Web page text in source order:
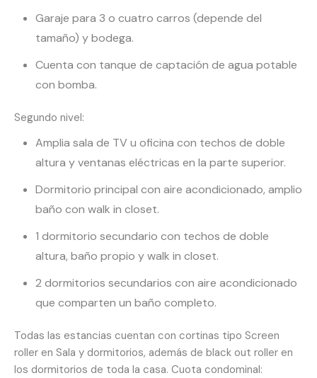
Garaje para 3 o cuatro carros (depende del
tamaño) y bodega.
Cuenta con tanque de captación de agua potable
con bomba.
Segundo nivel:
Amplia sala de TV u oficina con techos de doble
altura y ventanas eléctricas en la parte superior.
Dormitorio principal con aire acondicionado, amplio
baño con walk in closet.
1 dormitorio secundario con techos de doble
altura, baño propio y walk in closet.
2 dormitorios secundarios con aire acondicionado
que comparten un baño completo.
Todas las estancias cuentan con cortinas tipo Screen
roller en Sala y dormitorios, además de black out roller en
los dormitorios de toda la casa. Cuota condominal: